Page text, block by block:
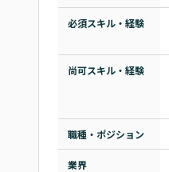
必須スキル・経験
尚可スキル・経験
職種・ポジション
業界